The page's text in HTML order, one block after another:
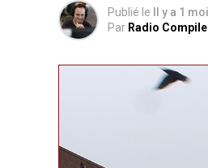
Publié le Il y a 1
Par Radio Compile